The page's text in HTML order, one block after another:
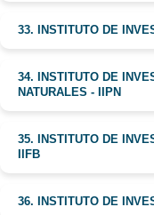
33. INSTITUTO DE
34. INSTITUTO DE
NATURALES - IIPN
35. INSTITUTO DE
IIFB
36. INSTITUTO DE